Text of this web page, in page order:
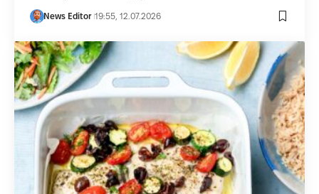
News Editor 19:55, 12.07.2026